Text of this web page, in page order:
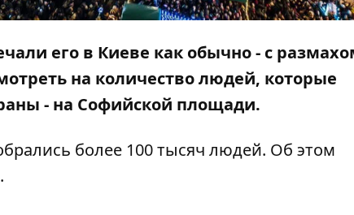
его в Киеве как обычно - с
на количество людей, которые
- на Софийской площади.
более 100 тысяч людей. Об этом